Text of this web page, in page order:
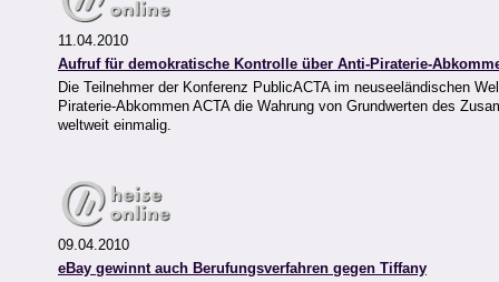
11.04.2010
Aufruf für demokratische Kontrolle über Anti-Piraterie-
Die Teilnehmer der Konferenz PublicACTA im neuseeländischen
Piraterie-Abkommen ACTA die Wahrung von Grundwerten des
weltweit einmalig.
09.04.2010
eBay gewinnt auch Berufungsverfahren gegen Tiffany